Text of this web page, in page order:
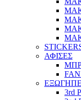
ΑΦΙΣΕΣ
3rd